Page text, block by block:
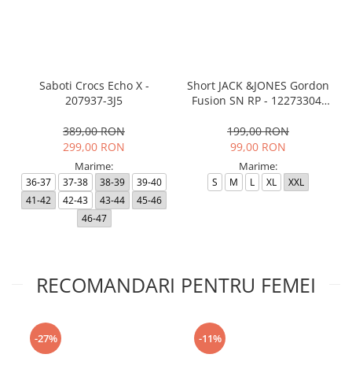
Saboti Crocs Echo X -
207937-3J5
389,00 RON
299,00 RON
Marime:
36-37 37-38 38-39
39-40
41-42
42-43 43-44
45-46
46-47
Short JACK &JONES Gordon
Fusion SN RP - 12273304-
199,00 RON
99,00 RON
Marime:
S M L XL XXL
RECOMANDARI PENTRU FEMEI
-27% -11%